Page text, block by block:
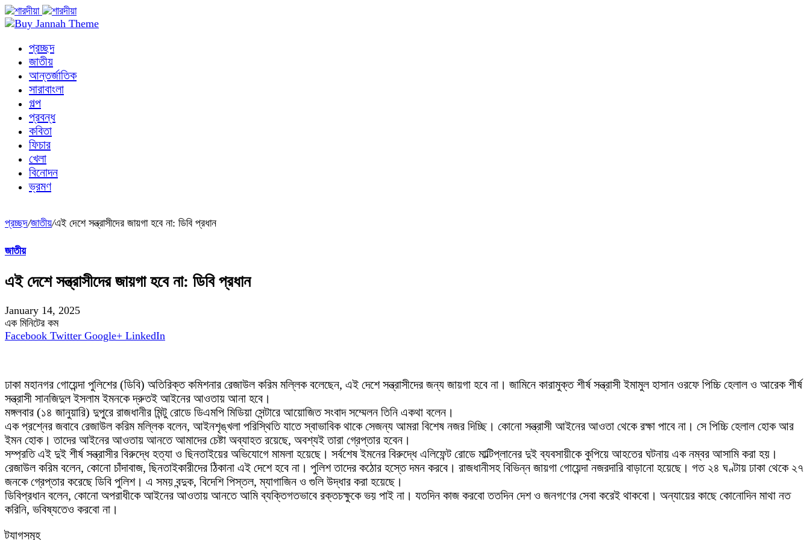
প্রচ্ছদ
জাতীয়
আন্তর্জাতিক
সারাবাংলা
গল্প
প্রবন্ধ
কবিতা
ফিচার
খেলা
বিনোদন
ভ্রমণ
প্রচ্ছদ/জাতীয়/এই দেশে সন্ত্রাসীদের জায়গা হবে না: ডিবি প্রধান
জাতীয়
এই দেশে সন্ত্রাসীদের জায়গা হবে না: ডিবি প্রধান
January 14, 2025
এক মিনিটের কম
Facebook Twitter Google+ LinkedIn
ঢাকা মহানগর গোয়েন্দা পুলিশের (ডিবি) অতিরিক্ত কমিশনার রেজাউল করিম মল্লিক বলেছেন, এই দেশে সন্ত্রাসীদের জন্য জায়গা হবে না। জামিনে কারামুক্ত শীর্ষ সন্ত্রাসী ইমামুল হাসান ওরফে পিচ্চি হেলাল ও আরেক শীর্ষ
সন্ত্রাসী সানজিদুল ইসলাম ইমনকে দ্রুতই আইনের আওতায় আনা হবে।
মঙ্গলবার (১৪ জানুয়ারি) দুপুরে রাজধানীর মিন্টু রোডে ডিএমপি মিডিয়া সেন্টারে আয়োজিত সংবাদ সম্মেলন তিনি একথা বলেন।
এক প্রশ্নের জবাবে রেজাউল করিম মল্লিক বলেন, আইনশৃঙ্খলা পরিস্থিতি যাতে স্বাভাবিক থাকে সেজন্য আমরা বিশেষ নজর দিচ্ছি। কোনো সন্ত্রাসী আইনের আওতা থেকে রক্ষা পাবে না। সে পিচ্চি হেলাল হোক আর
ইমন হোক। তাদের আইনের আওতায় আনতে আমাদের চেষ্টা অব্যাহত রয়েছে, অবশ্যই তারা গ্রেপ্তার হবেন।
সম্প্রতি এই দুই শীর্ষ সন্ত্রাসীর বিরুদ্ধে হত্যা ও ছিনতাইয়ের অভিযোগে মামলা হয়েছে। সর্বশেষ ইমনের বিরুদ্ধে এলিফেন্ট রোডে মাল্টিপ্লানের দুই ব্যবসায়ীকে কুপিয়ে আহতের ঘটনায় এক নম্বর আসামি করা হয়।
রেজাউল করিম বলেন, কোনো চাঁদাবাজ, ছিনতাইকারীদের ঠিকানা এই দেশে হবে না। পুলিশ তাদের কঠোর হস্তে দমন করবে। রাজধানীসহ বিভিন্ন জায়গা গোয়েন্দা নজরদারি বাড়ানো হয়েছে। গত ২৪ ঘণ্টায় ঢাকা থেকে ২৭
জনকে গ্রেপ্তার করেছে ডিবি পুলিশ। এ সময় বন্দুক, বিদেশি পিস্তল, ম্যাগাজিন ও গুলি উদ্ধার করা হয়েছে।
ডিবিপ্রধান বলেন, কোনো অপরাধীকে আইনের আওতায় আনতে আমি ব্যক্তিগতভাবে রক্তচক্ষুকে ভয় পাই না। যতদিন কাজ করবো ততদিন দেশ ও জনগণের সেবা করেই থাকবো। অন্যায়ের কাছে কোনোদিন মাথা নত
করিনি, ভবিষ্যতেও করবো না।
ট্যাগসমূহ